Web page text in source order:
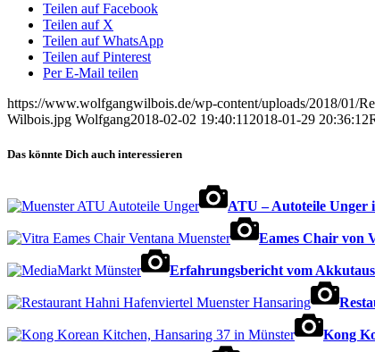
Teilen auf Facebook
Teilen auf X
Teilen auf WhatsApp
Teilen auf Pinterest
Per E-Mail teilen
https://www.wolfgangwilbois.de/wp-content/uploads/2018/01/
Wilbois.jpg Wolfgang2018-02-02 19:40:11 2018-01-29 20:36:12
Das könnte Dich auch interessieren
ATU – Autoteile Unger
Eames Chair von
Erfahrungsbericht vom
Kong